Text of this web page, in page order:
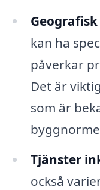
kan ha
påverkar
Det är
som är
Tjänster
också